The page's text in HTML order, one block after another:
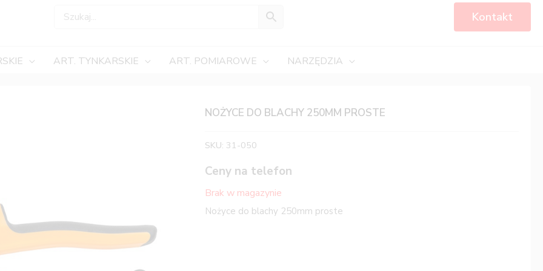
Kontakt
ART. TYNKARSKIE ART. POMIAROWE NARZĘDZIA
NOŻYCE DO BLACHY 250MM PROSTE
SKU: 31-050
Ceny na telefon
Brak w magazynie
Nożyce do blachy 250mm proste